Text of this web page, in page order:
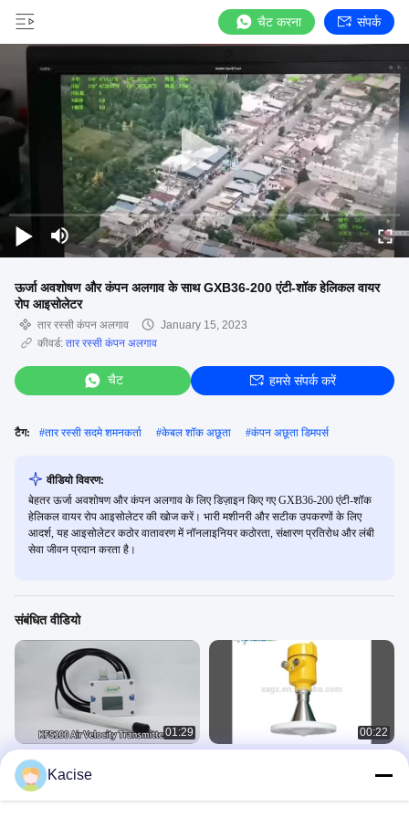
चैट करना संपर्क
ऊर्जा अवशोषण और कंपन अलगाव के साथ GXB36-200 एंटी-शॉक हेलिकल वायर
रोप आइसोलेटर
तार रस्सी कंपन अलगाव
January 15, 2023
कीवर्ड: तार रस्सी कंपन अलगाव
चैट हमसे संपर्क करें
टैग: #तार रस्सी सदमे शमनकर्ता #केबल शॉक अछूता #कंपन अछूता डिमपर्स
वीडियो विवरण:
बेहतर ऊर्जा अवशोषण और कंपन अलगाव के लिए डिज़ाइन किए गए GXB36-200 एंटी-शॉक
हेलिकल वायर रोप आइसोलेटर की खोज करें। भारी मशीनरी और सटीक उपकरणों के लिए
आदर्श, यह आइसोलेटर कठोर वातावरण में नॉनलाइनियर कठोरता, संक्षारण प्रतिरोध और लंबी
सेवा जीवन प्रदान करता है।
संबंधित वीडियो
01:29
KFS100 वायु गति ट्रांसमीटर
अन्य वीडियो
00:22
Kacise